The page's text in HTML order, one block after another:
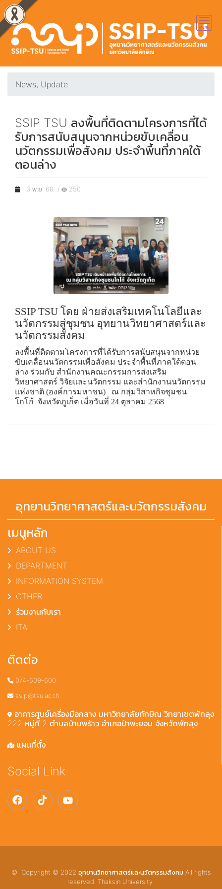
News, Update
SSIP TSU ลงพื้นที่ติดตามโครงการที่ได้
รับการสนับสนุนจากหน่วยขับเคลื่อน
นวัตกรรมเพื่อสังคม ประจำพื้นที่ภาคใต้
ตอนล่าง
3 พ.ย. 68 / 250
SSIP TSU โดย ฝ่ายส่งเสริมเทคโนโลยีและ
นวัตกรรมสู่ชุมชน อุทยานวิทยาศาสตร์และ
นวัตกรรมสังคม
ลงพื้นที่ติดตามโครงการที่ได้รับการสนับสนุนจากหน่วย
ขับเคลื่อนนวัตกรรมเพื่อสังคม ประจำพื้นที่ภาคใต้ตอน
ล่าง ร่วมกับ สำนักงานคณะกรรมการส่งเสริม
วิทยาศาสตร์ วิจัยและนวัตกรรม และสำนักงานนวัตกรรม
แห่งชาติ (องค์การมหาชน) ณ กลุ่มวิสาหกิจชุมชน
โกโก้ จังหวัดภูเก็ต เมื่อวันที่ 24 ตุลาคม 2568
อุทยานวิทยาศาสตร์และนวัตกรรมสังคม
เมนูหลัก
ABOUT US
DEPARTMENT
INFORMATION SYSTEM
OTHER
ร่วมงานกับเรา
ITA
ติดต่อ
074-609-600
ssip@tsu.ac.th
อาคารศูนย์เครื่องมือกลาง มหาวิทยาลัยทักษิณ วิทยาเขตพัทลุง
222 หมู่ที่ 2 ตำบลบ้านพร้าว อำเภอป่าพะยอม จังหวัดพัทลุง
แผนที่ตั้ง
Social Link
© Copyright © 2022 อุทยานวิทยาศาสตร์และนวัตกรรมสังคม All rights
reserved. Thaksin University